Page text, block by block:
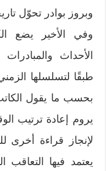
وبروز بوادر تحوّل
وفي الأخير يضع
الأحداث
طبقًا لتسلسلها
بحسب ما يقول
يروم إعادة ترتيب
لإنجاز قراءة أخرى
يعتمد فيها التعاقب